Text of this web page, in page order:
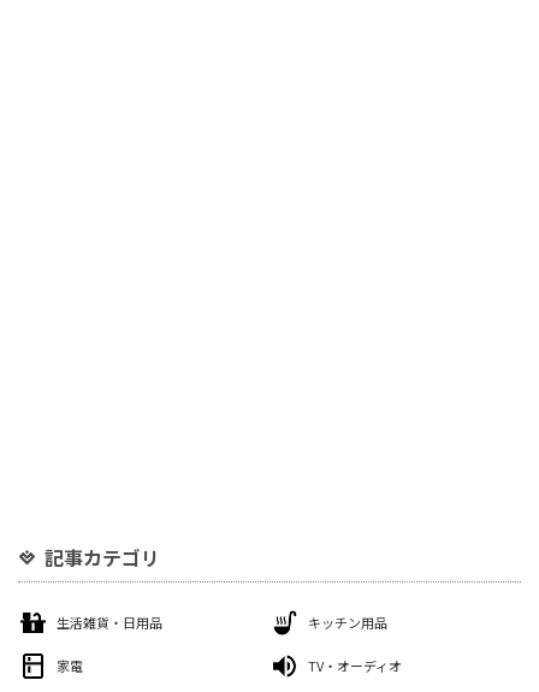
記事カテゴリ
生活雑貨・日用品 キッチン用品
家電 TV・オーディオ